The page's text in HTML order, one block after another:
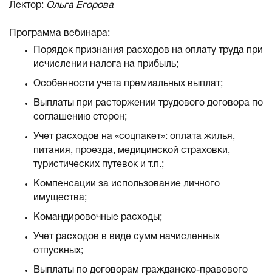
Лектор: Ольга Егорова
Программа вебинара:
Порядок признания расходов на оплату труда при
исчислении налога на прибыль;
Особенности учета премиальных выплат;
Выплаты при расторжении трудового договора по
соглашению сторон;
Учет расходов на «соцпакет»: оплата жилья,
питания, проезда, медицинской страховки,
туристических путевок и т.п.;
Компенсации за использование личного
имущества;
Командировочные расходы;
Учет расходов в виде сумм начисленных
отпускных;
Выплаты по договорам гражданско-правового